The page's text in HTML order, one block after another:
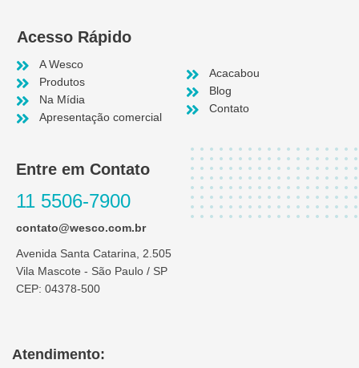
Acesso Rápido
A Wesco
Produtos
Na Mídia
Apresentação comercial
Acacabou
Blog
Contato
Entre em Contato
11 5506-7900
contato@wesco.com.br
Avenida Santa Catarina, 2.505
Vila Mascote - São Paulo / SP
CEP: 04378-500
Atendimento: